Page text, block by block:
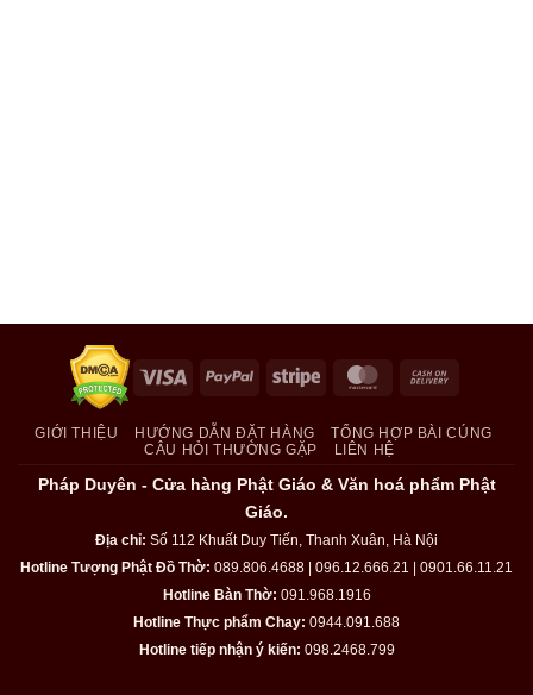
Visa PayPal Stripe MasterCard
Delivery
GIỚI THIỆU HƯỚNG DẪN ĐẶT HÀNG
TỔNG HỢP BÀI CÚNG
CÂU HỎI THƯỜNG GẶP
LIÊN HỆ
Pháp Duyên - Cửa hàng Phật Giáo & Văn hoá phẩm Phật
Giáo.
Địa chỉ: Số 112 Khuất Duy Tiến, Thanh Xuân, Hà Nội
Hotline Tượng Phật Đồ Thờ: 089.806.4688 | 096.12.666.21 | 0901.66.11.21
Hotline Bàn Thờ: 091.968.1916
Hotline Thực phẩm Chay: 0944.091.688
Hotline tiếp nhận ý kiến: 098.2468.799